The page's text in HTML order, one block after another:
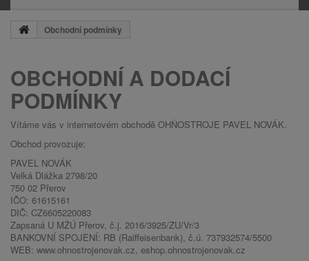
Obchodní podmínky
OBCHODNÍ A DODACÍ
PODMÍNKY
Vítáme vás v internetovém obchodě OHŇOSTROJE PAVEL NOVÁK.
Obchod provozuje:
PAVEL NOVÁK
Velká Dlážka 2798/20
750 02 Přerov
IČO: 61615161
DIČ: CZ6605220083
Zapsaná U MŽÚ Přerov, č.j. 2016/3925/ZU/Vr/3
BANKOVNÍ SPOJENÍ: RB (Raiffeisenbank), č.ú. 737932574/5500
WEB: www.ohnostrojenovak.cz, eshop.ohnostrojenovak.cz